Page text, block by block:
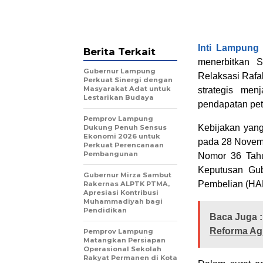
Inti Lampung
menerbitkan
Relaksasi
strategis
pendapatan
Kebijakan
pada 28
Nomor 36
Keputusan
Pembelian
Baca Juga :
Reforma
Berita Terkait
Gubernur Lampung
Perkuat Sinergi dengan
Masyarakat Adat untuk
Lestarikan Budaya
Pemprov Lampung
Dukung Penuh Sensus
Ekonomi 2026 untuk
Perkuat Perencanaan
Pembangunan
Gubernur Mirza Sambut
Rakernas ALPTK PTMA,
Apresiasi Kontribusi
Muhammadiyah bagi
Pendidikan
Pemprov Lampung
Matangkan Persiapan
Operasional Sekolah
Rakyat Permanen di Kota